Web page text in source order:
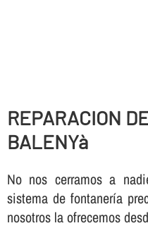
REPARACION
BALENYà
No nos cerramos a
sistema de fontanerí­a
nosotros la ofrecemos